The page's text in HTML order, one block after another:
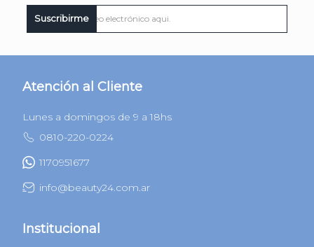
Suscribirme
Atención al Cliente
Lunes a domingos de 9 a 18hs
0810-220-0224
1170951677
info@beauty24.com.ar
Institucional